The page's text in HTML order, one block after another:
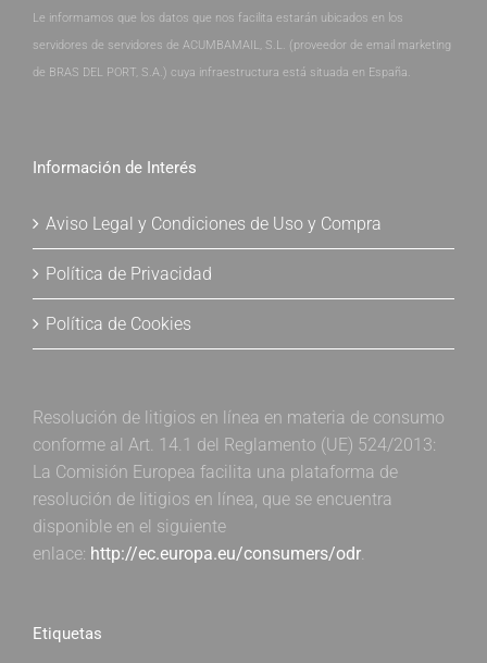
Le informamos que los datos que nos facilita estarán ubicados en los
servidores de servidores de ACUMBAMAIL, S.L. (proveedor de email marketing
de BRAS DEL PORT, S.A.) cuya infraestructura está situada en España.
Información de Interés
Aviso Legal y Condiciones de Uso y Compra
Política de Privacidad
Política de Cookies
Resolución de litigios en línea en materia de consumo
conforme al Art. 14.1 del Reglamento (UE) 524/2013:
La Comisión Europea facilita una plataforma de
resolución de litigios en línea, que se encuentra
disponible en el siguiente
enlace: http://ec.europa.eu/consumers/odr.
Etiquetas